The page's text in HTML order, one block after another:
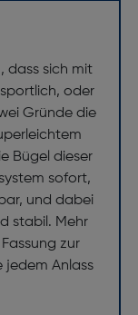
dass sich mit
oder
Gründe die
Bügel dieser
sofort,
und dabei
stabil. Mehr
zur
jedem Anlass